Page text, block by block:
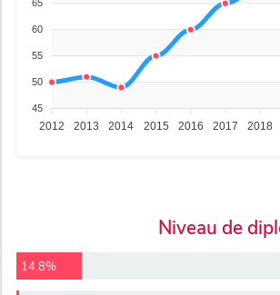
65
60
55
50
45
2012 2013 2014 2015 2016 2017 2018
Niveau de
14,8%